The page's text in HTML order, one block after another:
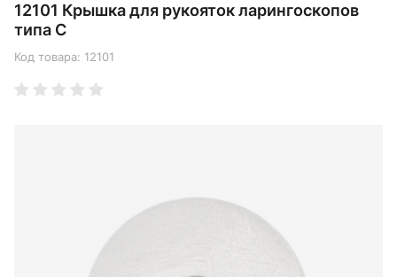
12101 Крышка для рукояток ларингоскопов
типа C
Код товара: 12101